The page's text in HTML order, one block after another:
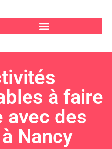
à faire
avec des
Nancy